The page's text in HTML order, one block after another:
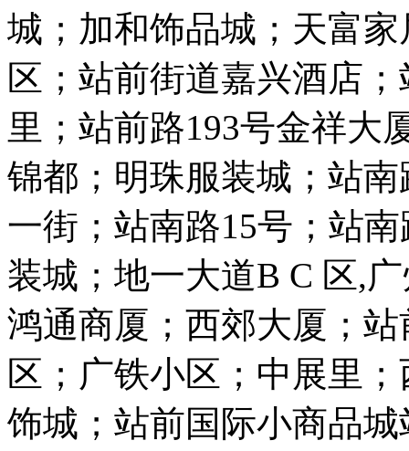
城；加和饰品城；天富
区；站前街道嘉兴酒店
里；站前路193号金祥大
锦都；明珠服装城；站
一街；站南路15号；站
装城；地一大道B C 区,
鸿通商厦；西郊大厦；
区；广铁小区；中展里
饰城；站前国际小商品